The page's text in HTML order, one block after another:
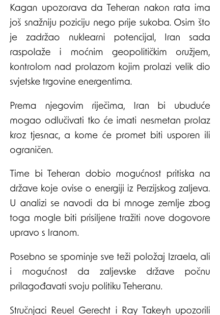
Kagan upozorava da Teheran nakon rata ima
još snažniju poziciju nego prije sukoba. Osim što
je zadržao nuklearni potencijal, Iran sada
raspolaže i moćnim geopolitičkim oružjem,
kontrolom nad prolazom kojim prolazi velik dio
svjetske trgovine energentima.
Prema njegovim riječima, Iran bi ubuduće
mogao odlučivati tko će imati nesmetan prolaz
kroz tjesnac, a kome će promet biti usporen ili
ograničen.
Time bi Teheran dobio mogućnost pritiska na
države koje ovise o energiji iz Perzijskog zaljeva.
U analizi se navodi da bi mnoge zemlje zbog
toga mogle biti prisiljene tražiti nove dogovore
upravo s Iranom.
Posebno se spominje sve teži položaj Izraela, ali
i mogućnost da zaljevske države počnu
prilagođavati svoju politiku Teheranu.
Stručnjaci Reuel Gerecht i Ray Takeyh upozorili